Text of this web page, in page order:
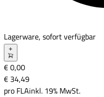
Lagerware, sofort verfügbar
€ 0,00
€ 34,49
pro FLAinkl. 19% MwSt.